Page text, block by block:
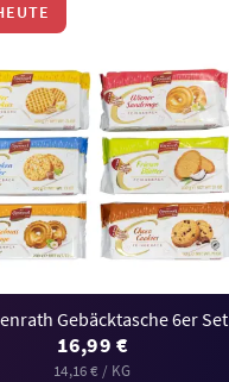
Gebäcktasche 6er Set
16,99 €
14,16 € / KG